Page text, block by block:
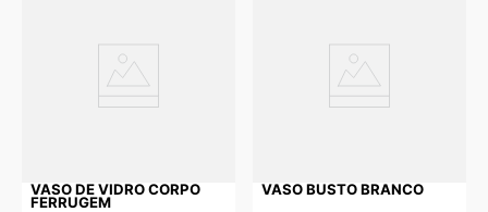
VASO DE VIDRO CORPO
FERRUGEM
VASO BUSTO BRANCO